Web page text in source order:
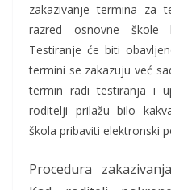
zakazivanje termina za
razred osnovne škole
Testiranje će biti
termini se zakazuju već
termin radi testiranja i
roditelji prilažu bilo
škola pribaviti elektronski
Procedura